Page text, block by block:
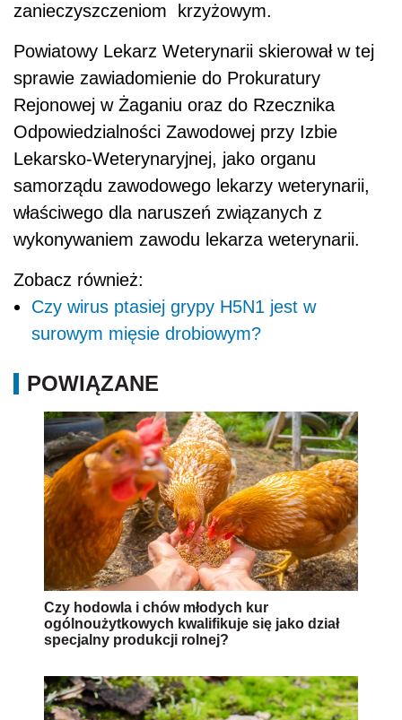
zanieczyszczeniom krzyżowym.
Powiatowy Lekarz Weterynarii skierował w tej
sprawie zawiadomienie do Prokuratury
Rejonowej w Żaganiu oraz do Rzecznika
Odpowiedzialności Zawodowej przy Izbie
Lekarsko-Weterynaryjnej, jako organu
samorządu zawodowego lekarzy weterynarii,
właściwego dla naruszeń związanych z
wykonywaniem zawodu lekarza weterynarii.
Zobacz również:
Czy wirus ptasiej grypy H5N1 jest w
surowym mięsie drobiowym?
POWIĄZANE
Czy hodowla i chów młodych kur
ogólnoużytkowych kwalifikuje się jako dział
specjalny produkcji rolnej?